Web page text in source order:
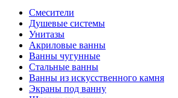
Смесители
Душевые системы
Унитазы
Акриловые ванны
Ванны чугунные
Стальные ванны
Ванны из искусственного камня
Экраны под ванну